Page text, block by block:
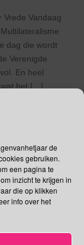
de
gebruiken.
een pagina te
inzicht te krijgen in
die op klikken
info over het
Vrede Vandaag
dag die wordt
Verenigde
En heel
wat het […]